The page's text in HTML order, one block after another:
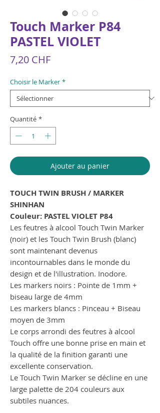
Touch Marker P84
PASTEL VIOLET
7,20 CHFPrix
Choisir le Marker *
Quantité *
Ajouter au panier
TOUCH TWIN BRUSH / MARKER
SHINHAN
Couleur: PASTEL VIOLET P84
Les feutres à alcool Touch Twin Marker
(noir) et les Touch Twin Brush (blanc)
sont maintenant devenus
incontournables dans le monde du
design et de l'illustration. Inodore.
Les markers noirs : Pointe de 1mm +
biseau large de 4mm
Les markers blancs : Pinceau + Biseau
moyen de 3mm
Le corps arrondi des feutres à alcool
Touch offre une bonne prise en main et
la qualité de la finition garanti une
excellente conservation.
Le Touch Twin Marker se décline en une
large palette de 204 couleurs aux
subtiles nuances.